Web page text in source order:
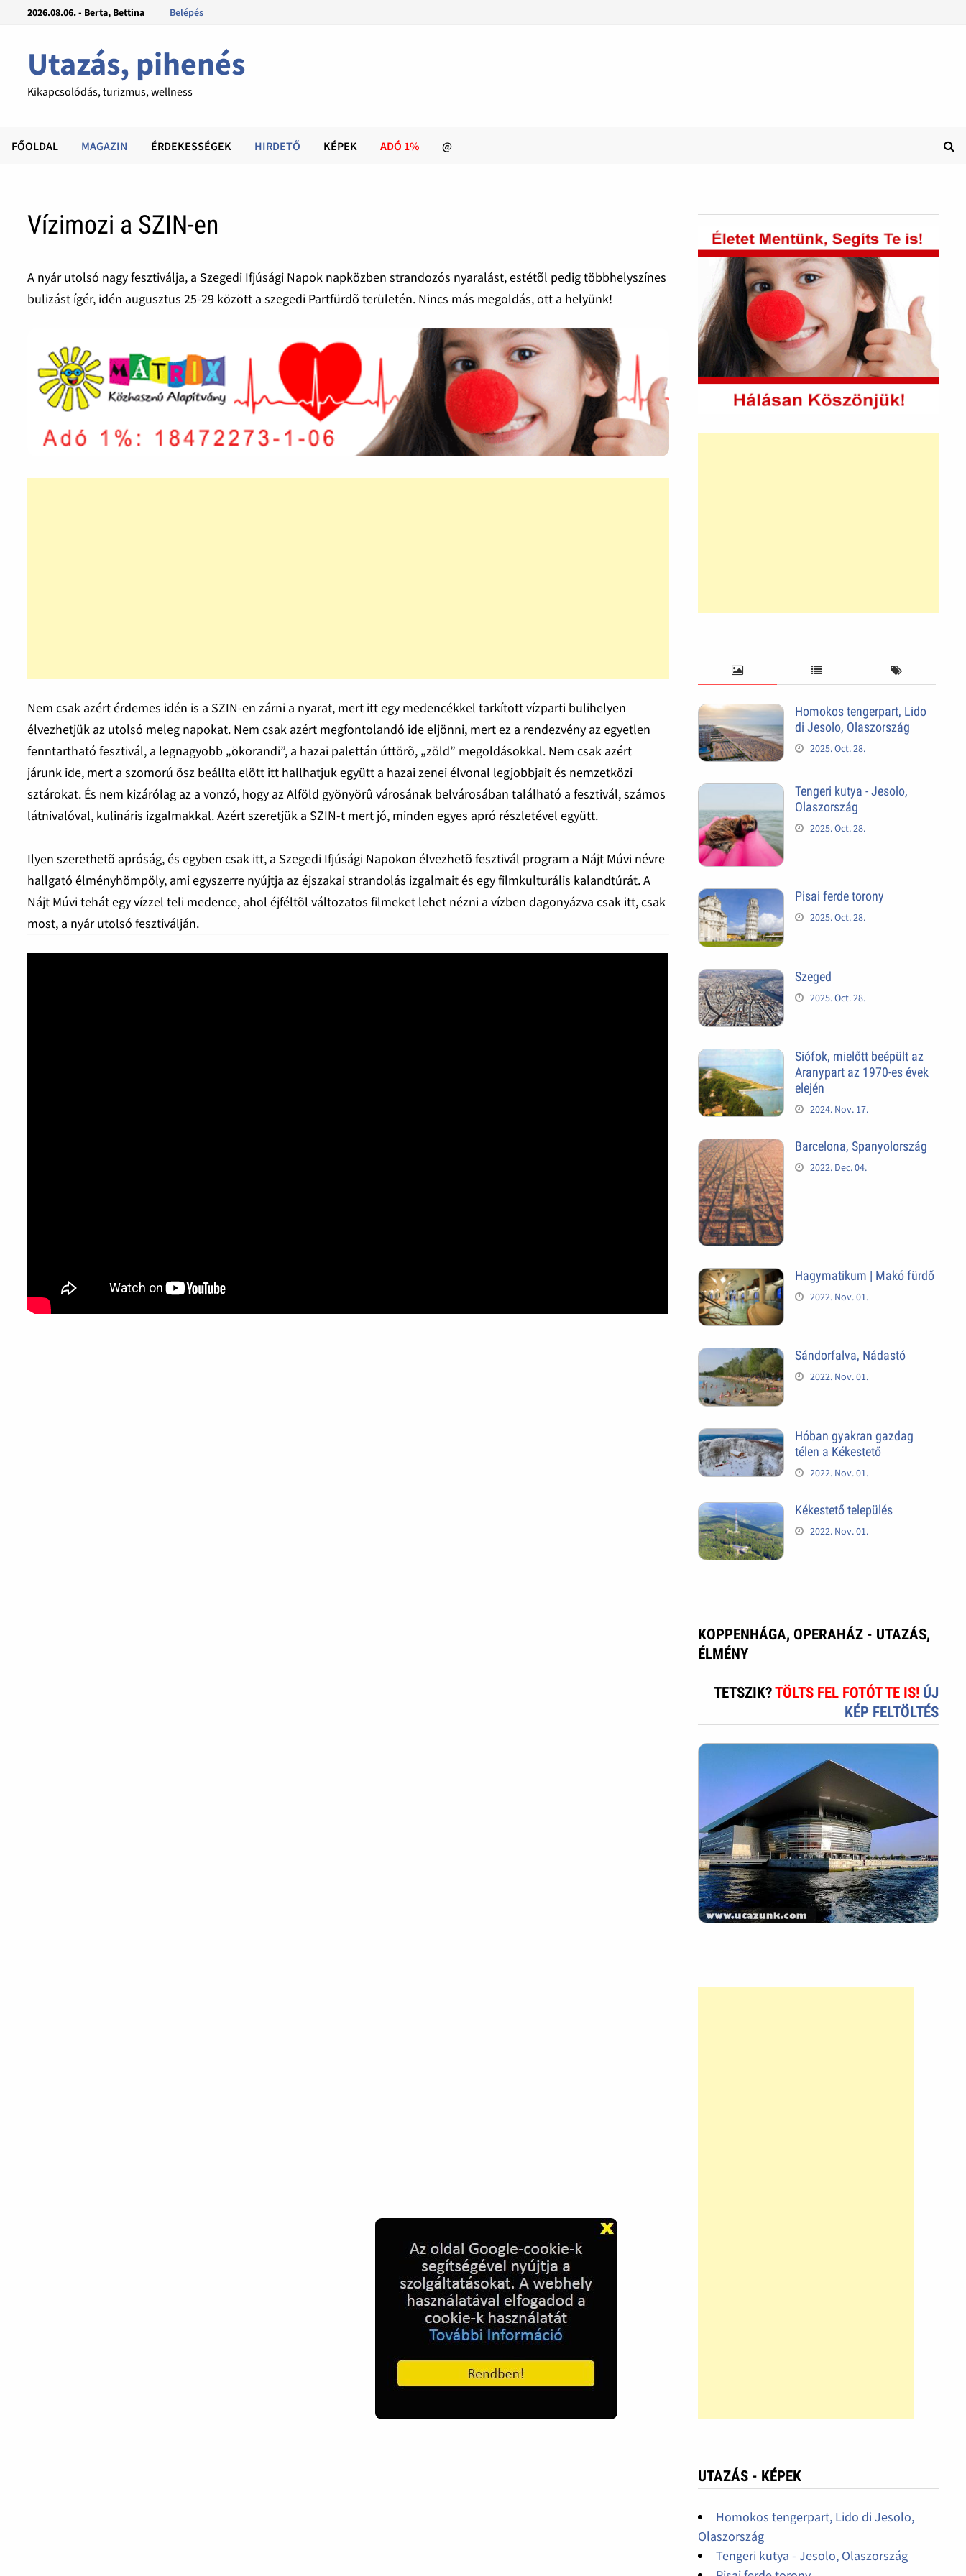
2026.08.06. - Berta, Bettina Belépés
Utazás, pihenés
Kikapcsolódás, turizmus, wellness
FŐOLDAL MAGAZIN ÉRDEKESSÉGEK HIRDETŐ KÉPEK ADÓ 1% @
Vízimozi a SZIN-en
A nyár utolsó nagy fesztiválja, a Szegedi Ifjúsági Napok napközben strandozós nyaralást, estétõl pedig többhelyszínes
bulizást ígér, idén augusztus 25-29 között a szegedi Partfürdõ területén. Nincs más megoldás, ott a helyünk!
Nem csak azért érdemes idén is a SZIN-en zárni a nyarat, mert itt egy medencékkel tarkított vízparti bulihelyen
élvezhetjük az utolsó meleg napokat. Nem csak azért megfontolandó ide eljönni, mert ez a rendezvény az egyetlen
fenntartható fesztivál, a legnagyobb „ökorandi”, a hazai palettán úttörõ, „zöld” megoldásokkal. Nem csak azért
járunk ide, mert a szomorú õsz beállta elõtt itt hallhatjuk együtt a hazai zenei élvonal legjobbjait és nemzetközi
sztárokat. És nem kizárólag az a vonzó, hogy az Alföld gyönyörû városának belvárosában található a fesztivál, számos
látnivalóval, kulináris izgalmakkal. Azért szeretjük a SZIN-t mert jó, minden egyes apró részletével együtt.
Ilyen szerethetõ apróság, és egyben csak itt, a Szegedi Ifjúsági Napokon élvezhetõ fesztivál program a Nájt Múvi névre
hallgató élményhömpöly, ami egyszerre nyújtja az éjszakai strandolás izgalmait és egy filmkulturális kalandtúrát. A
Nájt Múvi tehát egy vízzel teli medence, ahol éjféltõl változatos filmeket lehet nézni a vízben dagonyázva csak itt, csak
most, a nyár utolsó fesztiválján.
Homokos tengerpart, Lido
di Jesolo, Olaszország
2025. Oct. 28.
Tengeri kutya - Jesolo,
Olaszország
2025. Oct. 28.
Pisai ferde torony
2025. Oct. 28.
Szeged
2025. Oct. 28.
Siófok, mielőtt beépült az
Aranypart az 1970-es évek
elején
2024. Nov. 17.
Barcelona, Spanyolország
2022. Dec. 04.
Hagymatikum | Makó fürdő
2022. Nov. 01.
Sándorfalva, Nádastó
2022. Nov. 01.
Hóban gyakran gazdag
télen a Kékestető
2022. Nov. 01.
Kékestető település
2022. Nov. 01.
KOPPENHÁGA, OPERAHÁZ - UTAZÁS,
ÉLMÉNY
TETSZIK?TÖLTS FEL FOTÓT TE IS! ÚJ
KÉP FELTÖLTÉS
UTAZÁS - KÉPEK
Homokos tengerpart, Lido di Jesolo,
Olaszország
Tengeri kutya - Jesolo, Olaszország